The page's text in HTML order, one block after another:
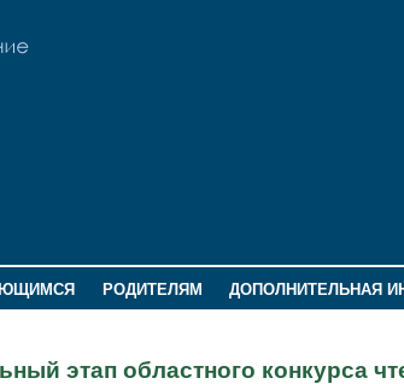
РОДИТЕЛЯМ ДОПОЛНИТЕЛЬНАЯ
этап областного конкурса